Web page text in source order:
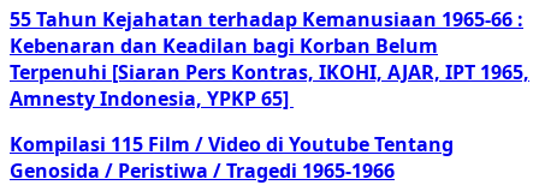
55 Tahun Kejahatan terhadap Kemanusiaan 1965-66 :
Kebenaran dan Keadilan bagi Korban Belum
Terpenuhi [Siaran Pers Kontras, IKOHI, AJAR, IPT 1965,
Amnesty Indonesia, YPKP 65]
Kompilasi 115 Film / Video di Youtube Tentang
Genosida / Peristiwa / Tragedi 1965-1966